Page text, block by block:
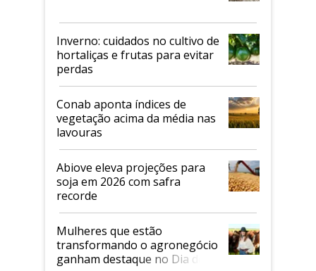
Inverno: cuidados no cultivo de
hortaliças e frutas para evitar
perdas
Conab aponta índices de
vegetação acima da média nas
lavouras
Abiove eleva projeções para
soja em 2026 com safra
recorde
Mulheres que estão
transformando o agronegócio
ganham destaque no Dia do